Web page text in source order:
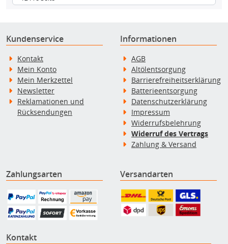
Kundenservice
Kontakt
Mein Konto
Mein Merkzettel
Newsletter
Reklamationen und
Rücksendungen
Informationen
AGB
Altölentsorgung
Barrierefreiheitserklärung
Batterieentsorgung
Datenschutzerklärung
Impressum
Widerrufsbelehrung
Widerruf des Vertrags
Zahlung & Versand
Zahlungsarten Versandarten
Kontakt